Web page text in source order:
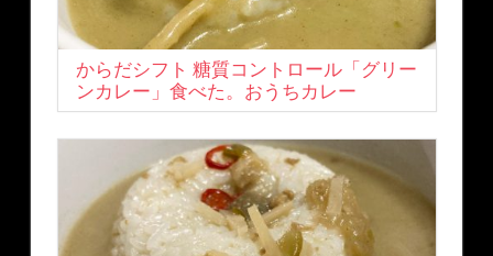
からだシフト 糖質コントロール「グリー
ンカレー」食べた。おうちカレー